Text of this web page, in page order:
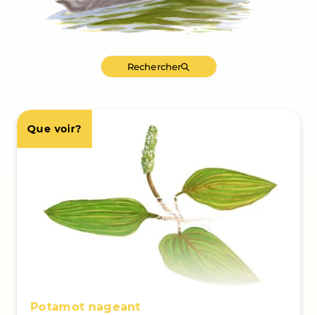
Rechercher
Que voir?
Potamot nageant